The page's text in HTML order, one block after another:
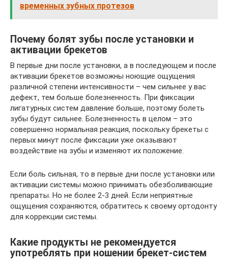
временных зубных протезов
Почему болят зубы после установки и
активации брекетов
В первые дни после установки, а в последующем и после
активации брекетов возможны ноющие ощущения
различной степени интенсивности – чем сильнее у вас
дефект, тем больше болезненность. При фиксации
лигатурных систем давление больше, поэтому болеть
зубы будут сильнее. Болезненность в целом – это
совершенно нормальная реакция, поскольку брекеты с
первых минут после фиксации уже оказывают
воздействие на зубы и изменяют их положение.
Если боль сильная, то в первые дни после установки или
активации системы можно принимать обезболивающие
препараты. Но не более 2-3 дней. Если неприятные
ощущения сохраняются, обратитесь к своему ортодонту
для коррекции системы.
Какие продукты не рекомендуется
употреблять при ношении брекет-систем